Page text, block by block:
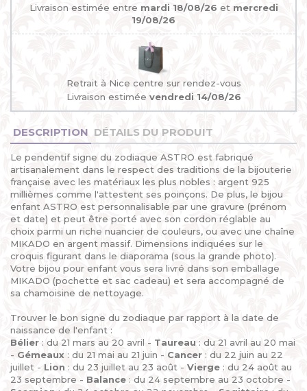
Livraison estimée entre mardi 18/08/26 et mercredi
19/08/26
Retrait à Nice centre sur rendez-vous
Livraison estimée vendredi 14/08/26
DESCRIPTION DÉTAILS DU PRODUIT
Le pendentif signe du zodiaque ASTRO est fabriqué
artisanalement dans le respect des traditions de la bijouterie
française avec les matériaux les plus nobles : argent 925
millièmes comme l'attestent ses poinçons. De plus, le bijou
enfant ASTRO est personnalisable par une gravure (prénom
et date) et peut être porté avec son cordon réglable au
choix parmi un riche nuancier de couleurs, ou avec une chaîne
MIKADO en argent massif. Dimensions indiquées sur le
croquis figurant dans le diaporama (sous la grande photo).
Votre bijou pour enfant vous sera livré dans son emballage
MIKADO (pochette et sac cadeau) et sera accompagné de
sa chamoisine de nettoyage.
Trouver le bon signe du zodiaque par rapport à la date de
naissance de l'enfant :
Bélier : du 21 mars au 20 avril - Taureau : du 21 avril au 20 mai
- Gémeaux : du 21 mai au 21 juin - Cancer : du 22 juin au 22
juillet - Lion : du 23 juillet au 23 août - Vierge : du 24 août au
23 septembre - Balance : du 24 septembre au 23 octobre -